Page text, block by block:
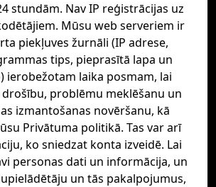
stundām. Nav IP reģistrācijas uz
Mūsu web serveriem ir
piekļuves žurnāli (IP adrese,
tips, pieprasītā lapa un
ierobežotam laika posmam, lai
problēmu meklēšanu un
izmantošanas novēršanu, kā
Privātuma politikā. Tas var arī
ko sniedzat konta izveidē. Lai
personas dati un informācija, un
un tās pakalpojumus,